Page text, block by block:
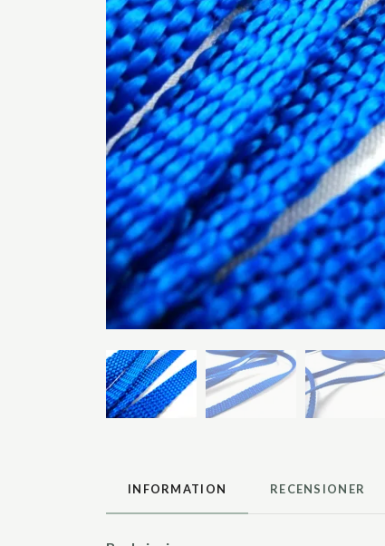
INFORMATION RECENSIONER